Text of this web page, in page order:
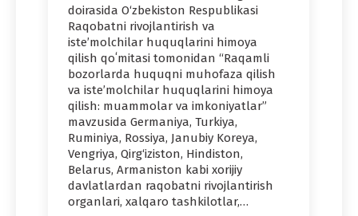
doirasida O‘zbekiston Respublikasi
Raqobatni rivojlantirish va
isteʼmolchilar huquqlarini himoya
qilish qoʻmitasi tomonidan “Raqamli
bozorlarda huquqni muhofaza qilish
va isteʼmolchilar huquqlarini himoya
qilish: muammolar va imkoniyatlar”
mavzusida Germaniya, Turkiya,
Ruminiya, Rossiya, Janubiy Koreya,
Vengriya, Qirg‘iziston, Hindiston,
Belarus, Armaniston kabi xorijiy
davlatlardan raqobatni rivojlantirish
organlari, xalqaro tashkilotlar,…